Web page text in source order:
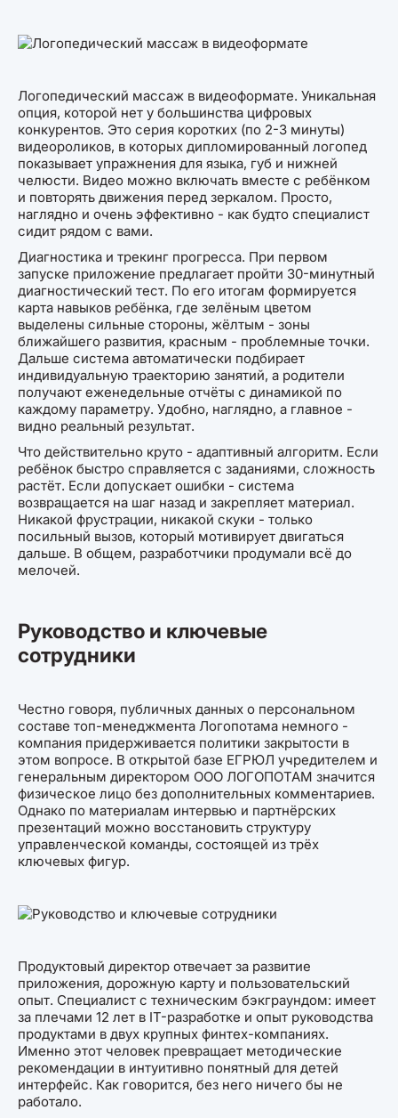
Логопедический массаж в видеоформате. Уникальная
опция, которой нет у большинства цифровых
конкурентов. Это серия коротких (по 2-3 минуты)
видеороликов, в которых дипломированный логопед
показывает упражнения для языка, губ и нижней
челюсти. Видео можно включать вместе с ребёнком
и повторять движения перед зеркалом. Просто,
наглядно и очень эффективно - как будто специалист
сидит рядом с вами.
Диагностика и трекинг прогресса. При первом
запуске приложение предлагает пройти 30-минутный
диагностический тест. По его итогам формируется
карта навыков ребёнка, где зелёным цветом
выделены сильные стороны, жёлтым - зоны
ближайшего развития, красным - проблемные точки.
Дальше система автоматически подбирает
индивидуальную траекторию занятий, а родители
получают еженедельные отчёты с динамикой по
каждому параметру. Удобно, наглядно, а главное -
видно реальный результат.
Что действительно круто - адаптивный алгоритм. Если
ребёнок быстро справляется с заданиями, сложность
растёт. Если допускает ошибки - система
возвращается на шаг назад и закрепляет материал.
Никакой фрустрации, никакой скуки - только
посильный вызов, который мотивирует двигаться
дальше. В общем, разработчики продумали всё до
мелочей.
Руководство и ключевые
сотрудники
Честно говоря, публичных данных о персональном
составе топ-менеджмента Логопотама немного -
компания придерживается политики закрытости в
этом вопросе. В открытой базе ЕГРЮЛ учредителем и
генеральным директором ООО ЛОГОПОТАМ значится
физическое лицо без дополнительных комментариев.
Однако по материалам интервью и партнёрских
презентаций можно восстановить структуру
управленческой команды, состоящей из трёх
ключевых фигур.
Продуктовый директор отвечает за развитие
приложения, дорожную карту и пользовательский
опыт. Специалист с техническим бэкграундом: имеет
за плечами 12 лет в IT-разработке и опыт руководства
продуктами в двух крупных финтех-компаниях.
Именно этот человек превращает методические
рекомендации в интуитивно понятный для детей
интерфейс. Как говорится, без него ничего бы не
работало.